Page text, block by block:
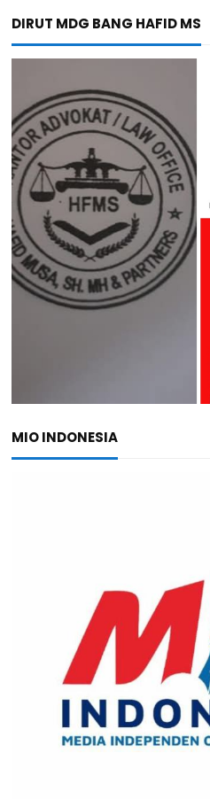
DIRUT MDG BANG HAFID MS
MIO INDONESIA